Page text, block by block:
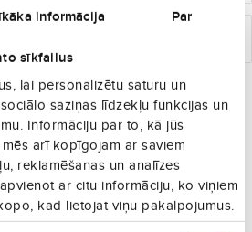
informācija Par
sīkfailus
lai personalizētu saturu un
saziņas līdzekļu funkcijas un
Informāciju par to, kā jūs
arī kopīgojam ar saviem
reklamēšanas un analīzes
ar citu informāciju, ko viņiem
kad lietojat viņu pakalpojumus.
которые